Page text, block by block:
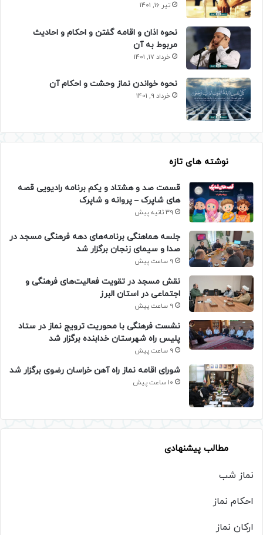
تیر 16, 1401
نحوه اذان و اقامه گفتن و احکام و احادیث
مربوط به آن
خرداد 17, 1401
نحوه خواندن نماز وحشت و احکام آن
خرداد 9, 1401
نوشته های تازه
قسمت صد و هشتاد و یکم برنامه رادیویی قصه
های شاپرک – پروانه و شاپرک
39 ثانیه پیش
جلسه هماهنگی برنامه‌های دهه فرهنگی مسجد در
صدا و سیمای زنجان برگزار شد
9 ساعت پیش
نقش مسجد در تقویت فعالیت‌های فرهنگی و
اجتماعی در استان البرز
9 ساعت پیش
نشست فرهنگی با محوریت ترویج نماز در ستاد
پلیس راه شهرستان خدابنده برگزار شد
9 ساعت پیش
شورای اقامه نماز راه آهن خراسان رضوی برگزار شد
10 ساعت پیش
مطالب پیشنهادی
نماز شب
احکام نماز
ارکان نماز